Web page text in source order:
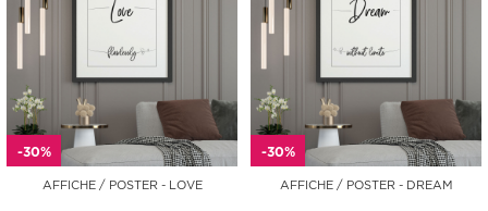
-30%
AFFICHE / POSTER - LOVE
-30%
AFFICHE / POSTER - DREAM